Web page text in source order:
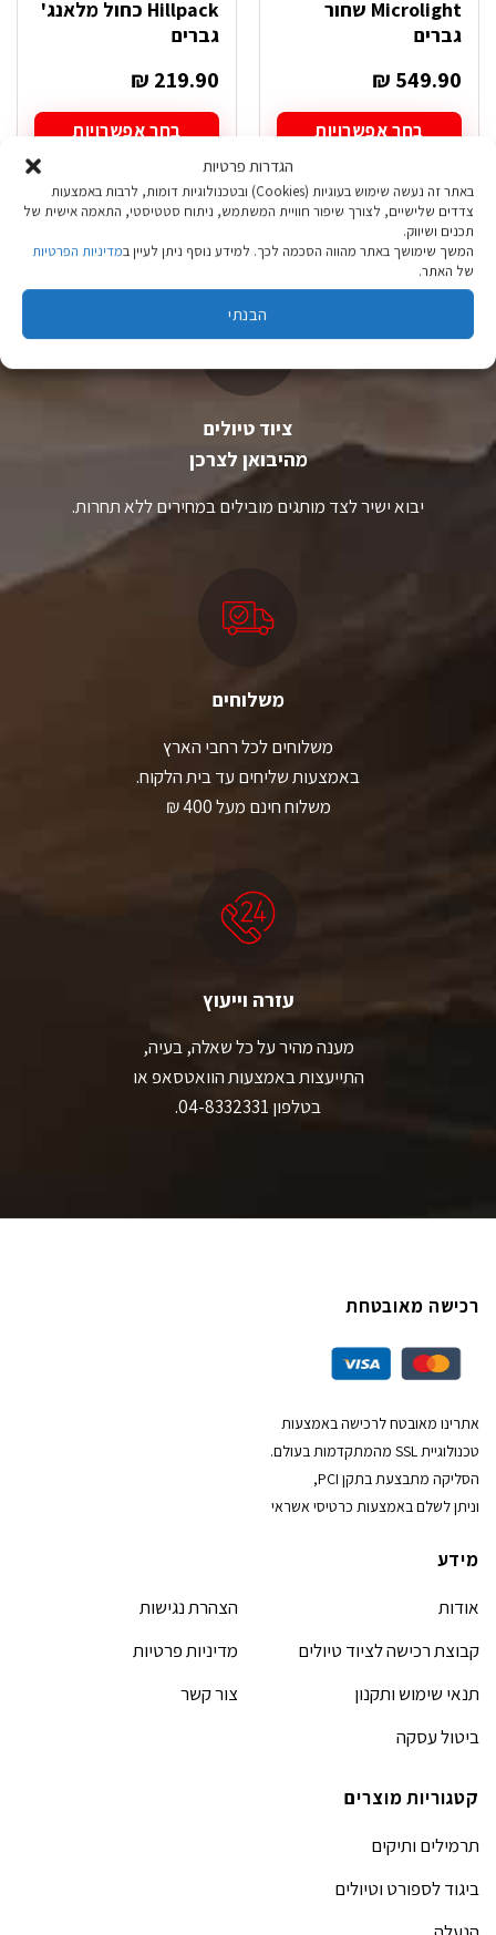
הגדרות פרטיות
באתר זה נעשה שימוש בעוגיות (Cookies) ובטכנולוגיות דומות, לרבות באמצעות
צדדים שלישיים, לצורך שיפור חוויית המשתמש, ניתוח סטטיסטי, התאמה אישית של
תכנים ושיווק.
המשך שימושך באתר מהווה הסכמה לכך. למידע נוסף ניתן לעיין במדיניות הפרטיות
של האתר.
הבנתי
Microlight שחור
גברים
₪ 549.90
בחר אפשרויות
יש
מספר
סוגים.
ניתן
לבחור
המוצר
Hillpack כחול מלאנג'
גברים
₪ 219.90
בחר אפשרויות
למוצר
זה
יש
מספר
סוגים.
לבחור
המוצר
ציוד טיולים
מהיבואן לצרכן
יבוא ישיר לצד מותגים מובילים במחירים ללא תחרות.
משלוחים
משלוחים לכל רחבי הארץ
באמצעות שליחים עד בית הלקוח.
משלוח חינם מעל 400 ₪
עזרה וייעוץ
מענה מהיר על כל שאלה, בעיה,
התייעצות באמצעות הוואטסאפ או
בטלפון 04-8332331.
רכישה מאובטחת
אתרינו מאובטח לרכישה באמצעות
טכנולוגיית SSL מהמתקדמות בעולם.
הסליקה מתבצעת בתקן PCI,
וניתן לשלם באמצעות כרטיסי אשראי
מידע
אודות
קבוצת רכישה לציוד טיולים
תנאי שימוש ותקנון
ביטול עסקה
הצהרת נגישות
מדיניות פרטיות
צור קשר
קטגוריות מוצרים
תרמילים ותיקים
ביגוד לספורט וטיולים